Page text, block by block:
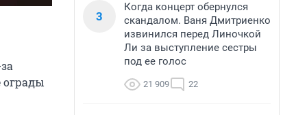
ограды
3
Когда концерт обернулся
скандалом. Ваня Дмитриенко
извинился перед Линочкой
Ли за выступление сестры
под ее голос
21 909 22